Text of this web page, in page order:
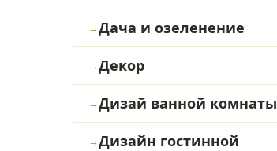
Дача и озеленение
Декор
Дизай ванной комнаты
Дизайн гостинной